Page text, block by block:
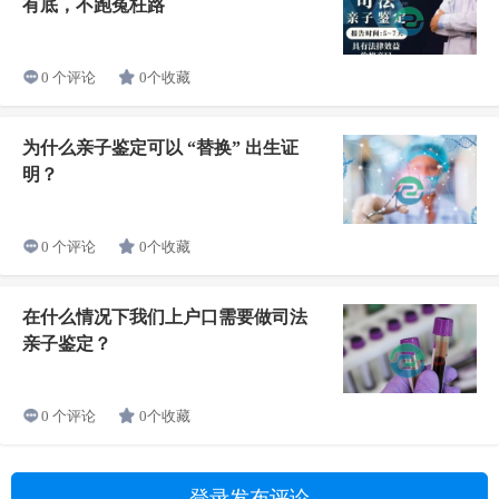
有底，不跑冤枉路
0 个评论 0个收藏
为什么亲子鉴定可以 “替换” 出生证
明？
0 个评论 0个收藏
在什么情况下我们上户口需要做司法
亲子鉴定？
0 个评论 0个收藏